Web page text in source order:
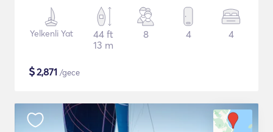
Yelkenli Yat
44 ft
13 m
8 4 4
$2,871 /gece